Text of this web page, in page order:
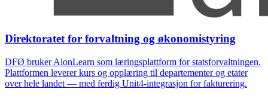
Direktoratet for forvaltning og økonomistyring
DFØ bruker AlonLearn som læringsplattform for statsforvaltningen.
Plattformen leverer kurs og opplæring til departementer og etater
over hele landet — med ferdig Unit4-integrasjon for fakturering.